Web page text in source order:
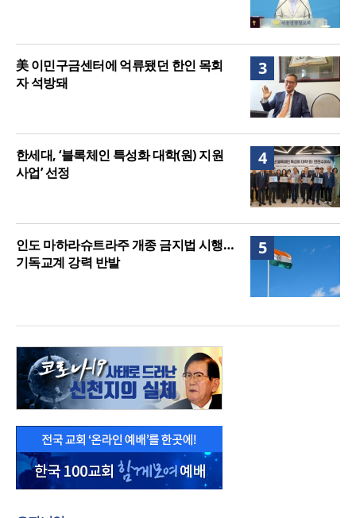
3
美 이민구금센터에 억류됐던 한인 목회
자 석방돼
4
한세대, ‘블록체인 특성화 대학(원) 지원
사업’ 선정
5
인도 마하라슈트라주 개종 금지법 시행…
기독교계 강력 반발